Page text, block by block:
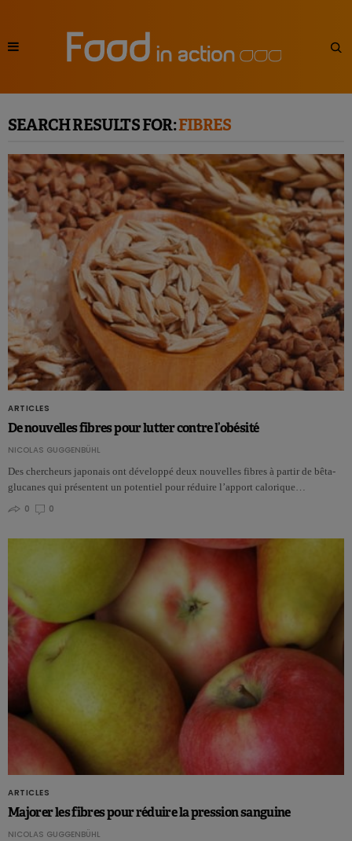
SEARCH RESULTS FOR:FIBRES
ARTICLES
De nouvelles fibres pour lutter contre l’obésité
NICOLAS GUGGENBÜHL
Des chercheurs japonais ont développé deux nouvelles fibres à partir de bêta-
glucanes qui présentent un potentiel pour réduire l’apport calorique…
0
0
ARTICLES
Majorer les fibres pour réduire la pression sanguine
NICOLAS GUGGENBÜHL